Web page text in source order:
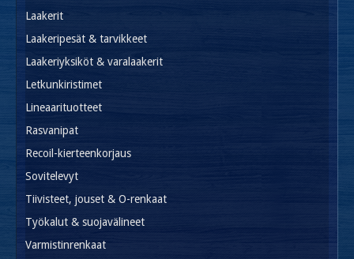
Laakerit
Laakeripesät & tarvikkeet
Laakeriyksiköt & varalaakerit
Letkunkiristimet
Lineaarituotteet
Rasvanipat
Recoil-kierteenkorjaus
Sovitelevyt
Tiivisteet, jouset & O-renkaat
Työkalut & suojavälineet
Varmistinrenkaat